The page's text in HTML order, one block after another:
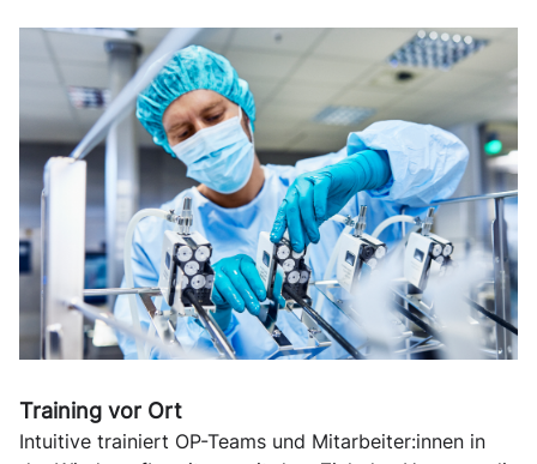
Training vor Ort
Intuitive trainiert OP-Teams und Mitarbeiter:innen in